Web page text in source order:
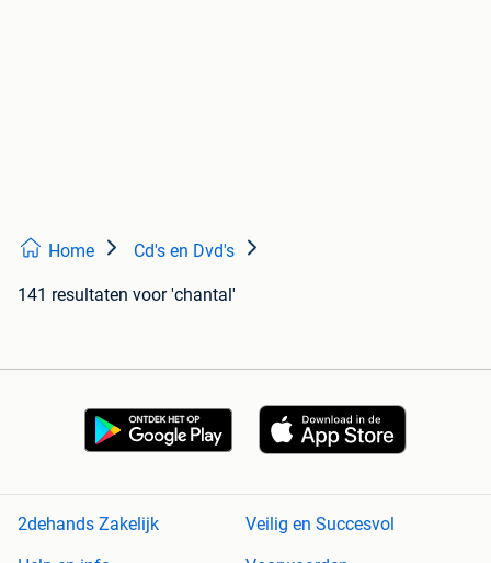
Home Cd's en Dvd's
141 resultaten voor 'chantal'
2dehands Zakelijk
Veilig en Succesvol